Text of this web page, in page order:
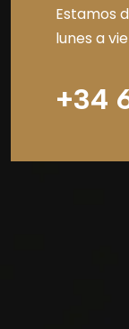
Estamos
lunes a
+34